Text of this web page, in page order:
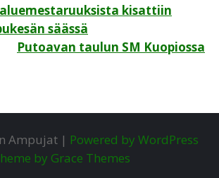
kisattiin
säässä
Putoavan taulun SM Kuopiossa
Ampujat | Powered by WordPress
by Grace Themes